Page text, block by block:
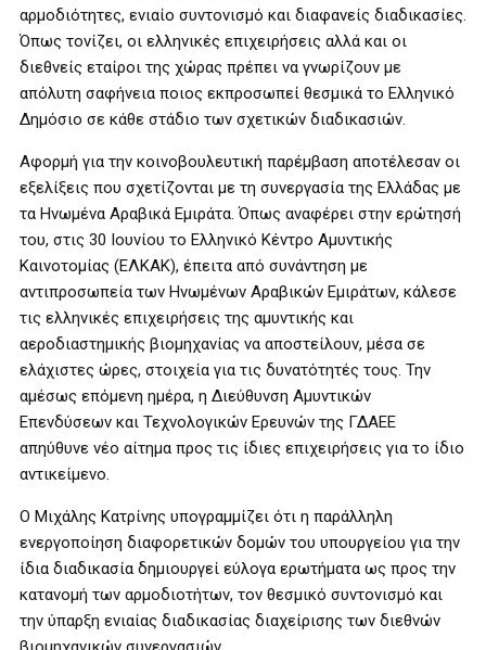
αρμοδιότητες, ενιαίο συντονισμό και διαφανείς διαδικασίες.
Όπως τονίζει, οι ελληνικές επιχειρήσεις αλλά και οι
διεθνείς εταίροι της χώρας πρέπει να γνωρίζουν με
απόλυτη σαφήνεια ποιος εκπροσωπεί θεσμικά το Ελληνικό
Δημόσιο σε κάθε στάδιο των σχετικών διαδικασιών.
Αφορμή για την κοινοβουλευτική παρέμβαση αποτέλεσαν οι
εξελίξεις που σχετίζονται με τη συνεργασία της Ελλάδας με
τα Ηνωμένα Αραβικά Εμιράτα. Όπως αναφέρει στην ερώτησή
του, στις 30 Ιουνίου το Ελληνικό Κέντρο Αμυντικής
Καινοτομίας (ΕΛΚΑΚ), έπειτα από συνάντηση με
αντιπροσωπεία των Ηνωμένων Αραβικών Εμιράτων, κάλεσε
τις ελληνικές επιχειρήσεις της αμυντικής και
αεροδιαστημικής βιομηχανίας να αποστείλουν, μέσα σε
ελάχιστες ώρες, στοιχεία για τις δυνατότητές τους. Την
αμέσως επόμενη ημέρα, η Διεύθυνση Αμυντικών
Επενδύσεων και Τεχνολογικών Ερευνών της ΓΔΑΕΕ
απηύθυνε νέο αίτημα προς τις ίδιες επιχειρήσεις για το ίδιο
αντικείμενο.
Ο Μιχάλης Κατρίνης υπογραμμίζει ότι η παράλληλη
ενεργοποίηση διαφορετικών δομών του υπουργείου για την
ίδια διαδικασία δημιουργεί εύλογα ερωτήματα ως προς την
κατανομή των αρμοδιοτήτων, τον θεσμικό συντονισμό και
την ύπαρξη ενιαίας διαδικασίας διαχείρισης των διεθνών